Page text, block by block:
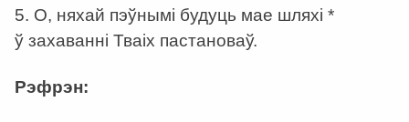
5. О, няхай пэўнымі будуць мае шляхі *
ў захаванні Тваіх пастановаў.
Рэфрэн: